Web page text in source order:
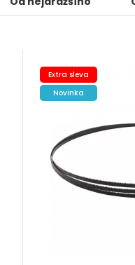
Extra sleva
Novinka